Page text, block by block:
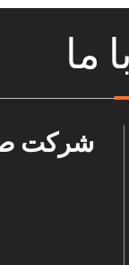
ما
شرکت